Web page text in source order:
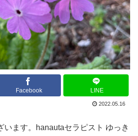
Facebook LINE
2022.05.16
います。hanautaセラピスト ゆっき